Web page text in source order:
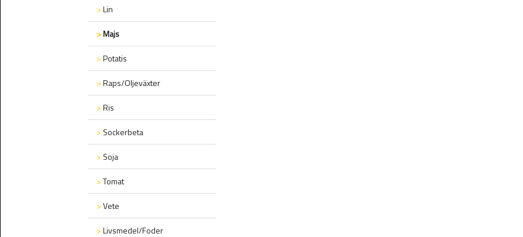
>Lin
>Majs
>Potatis
>Raps/Oljeväxter
>Ris
> Sockerbeta
> Soja
>Tomat
>Vete
>Livsmedel/Foder